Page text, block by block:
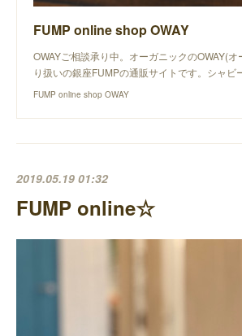
FUMP online shop OWAY
OWAYご相談承り中。オーガニックのOWAY(
り扱いの銀座FUMPの通販サイトです。シャ
FUMP online shop OWAY
2019.05.19 01:32
FUMP online☆